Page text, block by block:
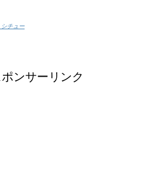
シチュー
ポンサーリンク